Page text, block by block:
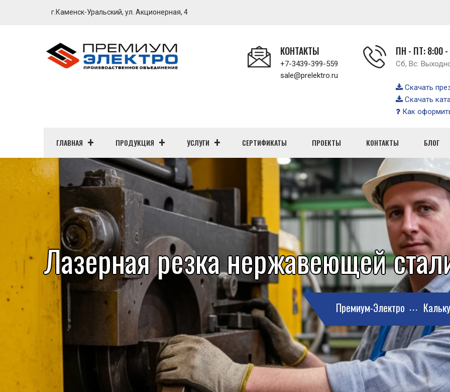
г.Каменск-Уральский, ул. Акционерная, 4
КОНТАКТЫ
+7-3439-399-559
sale@prelektro.ru
ПН - ПТ: 8:00 -
Сб, Вс:
Скачать
Скачать
Как
ГЛАВНАЯ ПРОДУКЦИЯ УСЛУГИ СЕРТИФИКАТЫ ПРОЕКТЫ КОНТАКТЫ БЛОГ
Лазерная резка нержавеющей
Премиум-Электро